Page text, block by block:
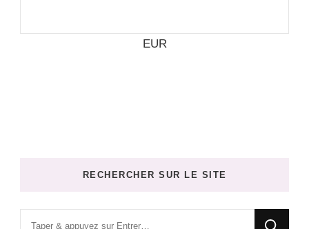
EUR
RECHERCHER SUR LE SITE